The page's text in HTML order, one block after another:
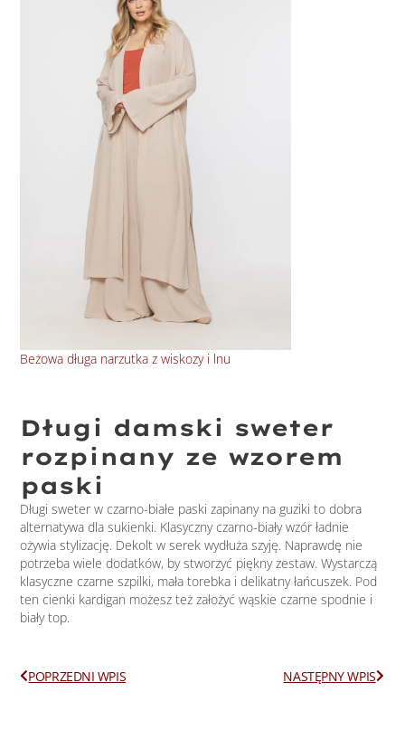
Beżowa długa narzutka z wiskozy i lnu
Długi damski sweter
rozpinany ze wzorem
paski
Długi sweter w czarno-białe paski zapinany na guziki to dobra
alternatywa dla sukienki. Klasyczny czarno-biały wzór ładnie
ożywia stylizację. Dekolt w serek wydłuża szyję. Naprawdę nie
potrzeba wiele dodatków, by stworzyć piękny zestaw. Wystarczą
klasyczne czarne szpilki, mała torebka i delikatny łańcuszek. Pod
ten cienki kardigan możesz też założyć wąskie czarne spodnie i
biały top.
Prev
POPRZEDNI WPIS NASTĘPNY WPISNext